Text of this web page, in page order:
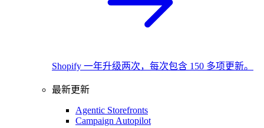
Shopify 一年升级两次，每次包含 150 多项更新。
最新更新
Agentic Storefronts
Campaign Autopilot